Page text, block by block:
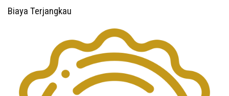
Biaya Terjangkau